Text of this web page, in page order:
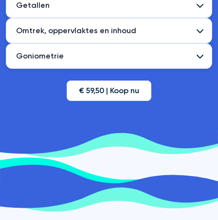
Getallen
Omtrek, oppervlaktes en inhoud
Goniometrie
€ 59,50 | Koop nu